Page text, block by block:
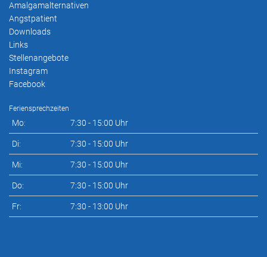
Amalgamalternativen
Angstpatient
Downloads
Links
Stellenangebote
Instagram
Facebook
Feriensprechzeiten
Mo: 7:30 - 15:00 Uhr
Di: 7:30 - 15:00 Uhr
Mi: 7:30 - 15:00 Uhr
Do: 7:30 - 15:00 Uhr
Fr: 7:30 - 13:00 Uhr